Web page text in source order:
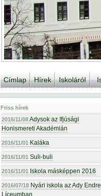
Címlap Hírek Iskoláról
Friss hírek
2016/11/08Adysok az Ifjúsági
Honismereti Akadémián
2016/11/01 Kaláka
2016/11/01 Suli-buli
2016/11/01 Iskola másképpen 2016
2016/07/18 Nyári iskola az Ady Endre
Líceumban